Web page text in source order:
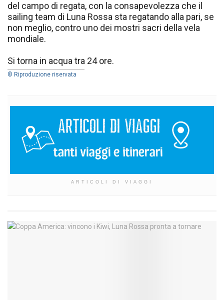
del campo di regata, con la consapevolezza che il
sailing team di Luna Rossa sta regatando alla pari, se
non meglio, contro uno dei mostri sacri della vela
mondiale.
Si torna in acqua tra 24 ore.
© Riproduzione riservata
ARTICOLI DI VIAGGI